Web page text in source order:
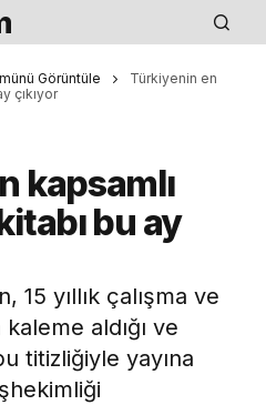
Görüntüle
Türkiyenin en
çıkıyor
kapsamlı
bu ay
15 yıllık çalışma ve
aldığı ve
titizliğiyle yayına